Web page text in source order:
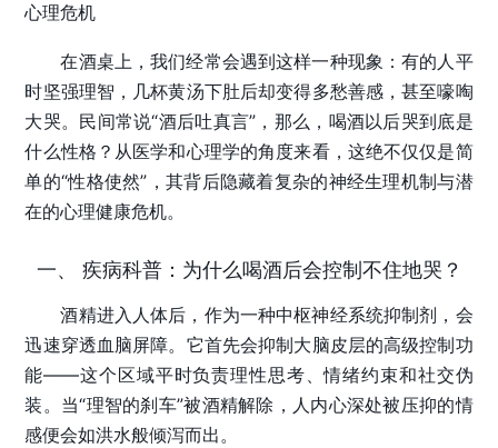
心理危机
在酒桌上，我们经常会遇到这样一种现象：有的人平
时坚强理智，几杯黄汤下肚后却变得多愁善感，甚至嚎啕
大哭。民间常说“酒后吐真言”，那么，喝酒以后哭到底是
什么性格？从医学和心理学的角度来看，这绝不仅仅是简
单的“性格使然”，其背后隐藏着复杂的神经生理机制与潜
在的心理健康危机。
一、 疾病科普：为什么喝酒后会控制不住地哭？
酒精进入人体后，作为一种中枢神经系统抑制剂，会
迅速穿透血脑屏障。它首先会抑制大脑皮层的高级控制功
能——这个区域平时负责理性思考、情绪约束和社交伪
装。当“理智的刹车”被酒精解除，人内心深处被压抑的情
感便会如洪水般倾泻而出。